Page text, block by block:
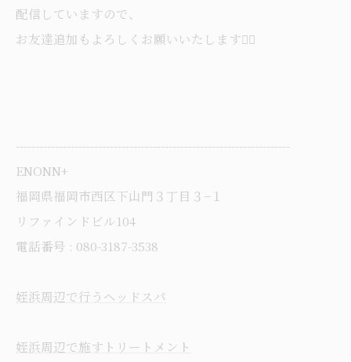
配信していますので、
お友達追加もよろしくお願いいたします🙋‍♀️
----------------------------------------------------------------------
ENONN+
福岡県福岡市西区下山門３丁目３−１
リファインドビル104
電話番号 : 080-3187-3538
姪浜周辺で行うヘッドスパ
姪浜周辺で施すトリートメント